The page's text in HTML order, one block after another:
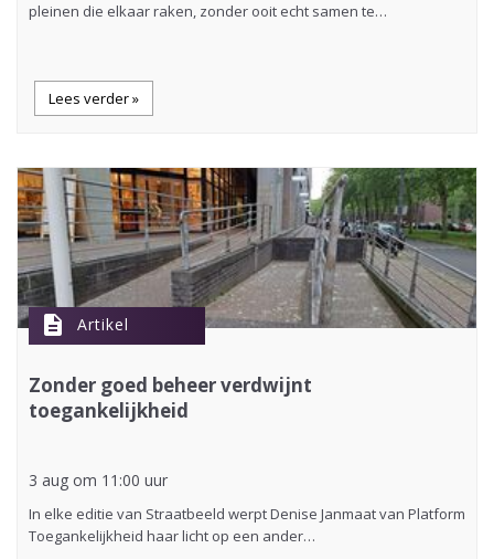
pleinen die elkaar raken, zonder ooit echt samen te…
Lees verder »
description Artikel
Zonder goed beheer verdwijnt
toegankelijkheid
3 aug om 11:00 uur
In elke editie van Straatbeeld werpt Denise Janmaat van Platform
Toegankelijkheid haar licht op een ander…